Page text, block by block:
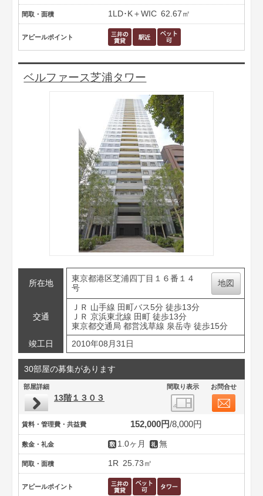
間取・面積 1LD･K＋WIC 62.67㎡
アピールポイント
ベルファース芝浦タワー
所在地
東京都港区芝浦四丁目１６番１４
号
地図
交通
ＪＲ 山手線 田町バス5分 徒歩13分
ＪＲ 京浜東北線 田町 徒歩13分
東京都交通局 都営浅草線 泉岳寺 徒歩15分
竣工日
2010年08月31日
30部屋の募集があります
部屋詳細 間取り表示 お問合せ
13階１３０３
賃料・管理費・共益費 152,000円 8,000円
敷金・礼金 1.0ヶ月 無
間取・面積 1R 25.73㎡
アピールポイント